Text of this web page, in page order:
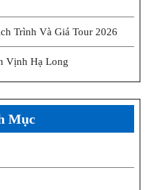
Trình Và Giá Tour 2026
Vịnh Hạ Long
Mục